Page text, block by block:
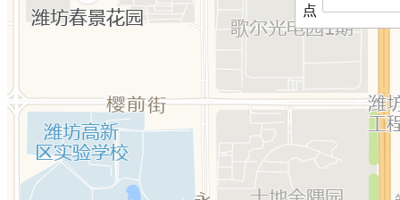
点